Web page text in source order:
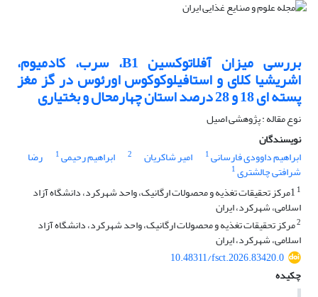
بررسی میزان آفلاتوکسین B1، سرب، کادمیوم،
اشریشیا کلای و استافیلوکوکوس اورئوس در گز مغز
پسته ای 18 و 28 درصد استان چهارمحال و بختیاری
نوع مقاله : پژوهشی اصیل
نویسندگان
ابراهیم داوودی فارسانی1 امیر شاکریان 2 ابراهیم رحیمی1 رضا
شرافتی چالشتری1
1 1مرکز تحقیقات تغذیه و محصولات ارگانیک، واحد شهرکرد، دانشگاه آزاد
اسلامی، شهرکرد، ایران
2مرکز تحقیقات تغذیه و محصولات ارگانیک، واحد شهرکرد، دانشگاه آزاد
اسلامی، شهرکرد، ایران
10.48311/fsct.2026.83420.0
چکیده